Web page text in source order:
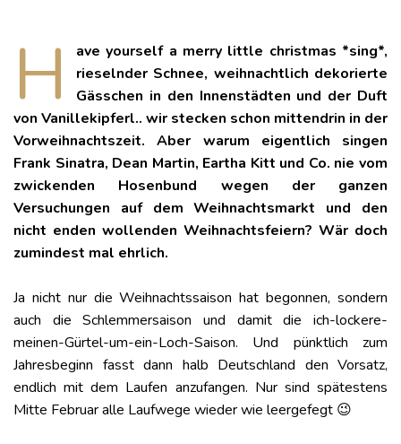
H
ave yourself a merry little christmas *sing*,
rieselnder Schnee, weihnachtlich dekorierte
Gässchen in den Innenstädten und der Duft
von Vanillekipferl.. wir stecken schon mittendrin in der
Vorweihnachtszeit. Aber warum eigentlich singen
Frank Sinatra, Dean Martin, Eartha Kitt und Co. nie vom
zwickenden Hosenbund wegen der ganzen
Versuchungen auf dem Weihnachtsmarkt und den
nicht enden wollenden Weihnachtsfeiern? Wär doch
zumindest mal ehrlich.
Ja nicht nur die Weihnachtssaison hat begonnen, sondern
auch die Schlemmersaison und damit die ich-lockere-
meinen-Gürtel-um-ein-Loch-Saison. Und pünktlich zum
Jahresbeginn fasst dann halb Deutschland den Vorsatz,
endlich mit dem Laufen anzufangen. Nur sind spätestens
Mitte Februar alle Laufwege wieder wie leergefegt 😉